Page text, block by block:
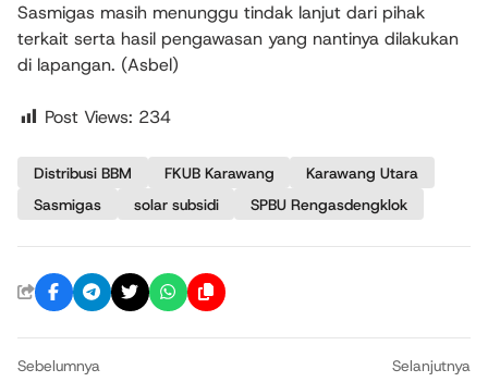
Sasmigas masih menunggu tindak lanjut dari pihak
terkait serta hasil pengawasan yang nantinya dilakukan
di lapangan. (Asbel)
Post Views: 234
Distribusi BBM FKUB Karawang
Karawang Utara
Sasmigas
solar subsidi SPBU Rengasdengklok
Sebelumnya Selanjutnya